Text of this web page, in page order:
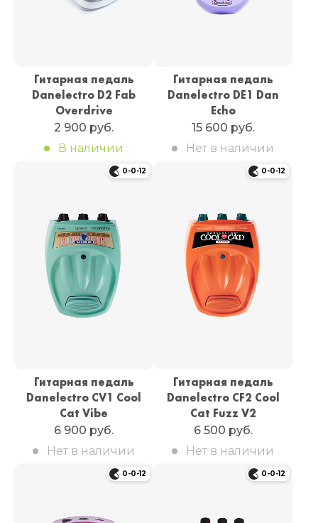
Гитарная педаль
Danelectro D2 Fab
Overdrive
2 900 руб.
В наличии
Гитарная педаль
Danelectro DE1 Dan
Echo
15 600 руб.
Нет в наличии
0-0-12
Гитарная педаль
Danelectro CV1 Cool
Cat Vibe
6 900 руб.
Нет в наличии
0-0-12
Гитарная педаль
Danelectro CF2 Cool
Cat Fuzz V2
6 500 руб.
Нет в наличии
0-0-12 0-0-12